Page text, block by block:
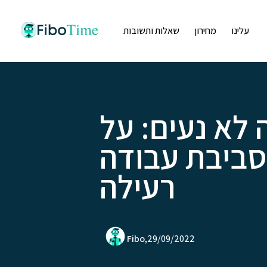
content
שאלות ותשובות מחירון עלינו
לא נעים: על
סביבת עבודה
רעילה
Fibo,29/09/2022